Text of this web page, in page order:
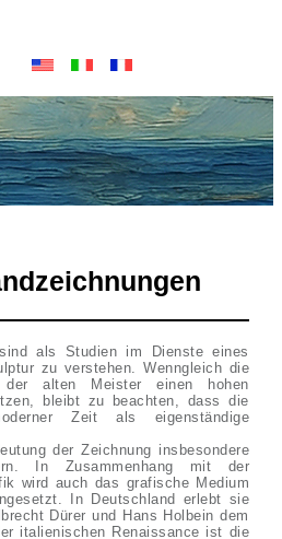
als Studien im Dienste eines
zu verstehen. Wenngleich die
der alten Meister einen hohen
bleibt zu beachten, dass die
Zeit als eigenständige
der Zeichnung insbesondere
In Zusammenhang mit der
wird auch das grafische Medium
In Deutschland erlebt sie
Dürer und Hans Holbein dem
italienischen Renaissance ist die